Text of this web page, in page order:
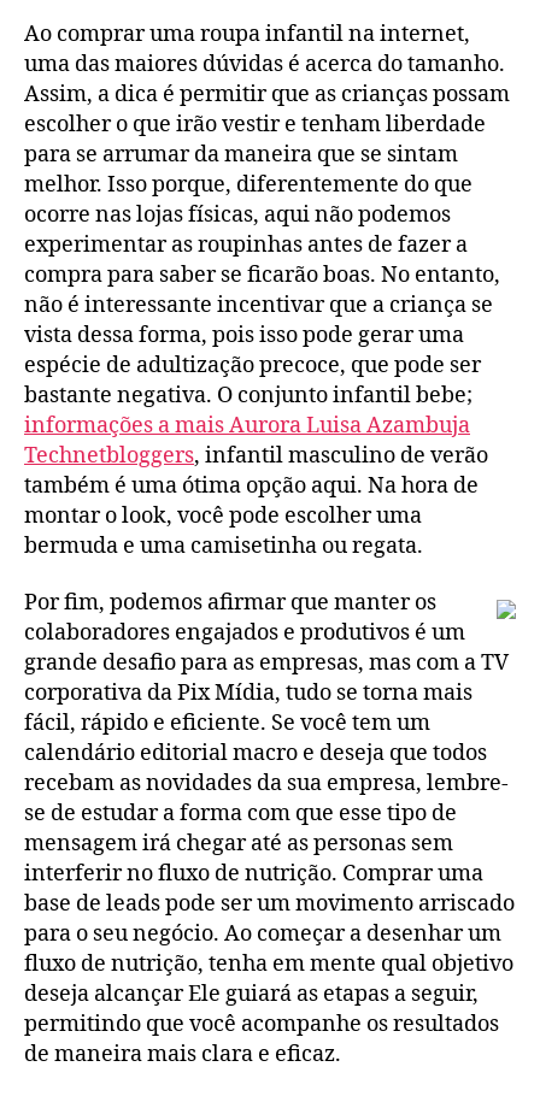
Ao comprar uma roupa infantil na internet,
uma das maiores dúvidas é acerca do tamanho.
Assim, a dica é permitir que as crianças possam
escolher o que irão vestir e tenham liberdade
para se arrumar da maneira que se sintam
melhor. Isso porque, diferentemente do que
ocorre nas lojas físicas, aqui não podemos
experimentar as roupinhas antes de fazer a
compra para saber se ficarão boas. No entanto,
não é interessante incentivar que a criança se
vista dessa forma, pois isso pode gerar uma
espécie de adultização precoce, que pode ser
bastante negativa. O conjunto infantil bebe;
informações a mais Aurora Luisa Azambuja
Technetbloggers, infantil masculino de verão
também é uma ótima opção aqui. Na hora de
montar o look, você pode escolher uma
bermuda e uma camisetinha ou regata.
Por fim, podemos afirmar que manter os
colaboradores engajados e produtivos é um
grande desafio para as empresas, mas com a TV
corporativa da Pix Mídia, tudo se torna mais
fácil, rápido e eficiente. Se você tem um
calendário editorial macro e deseja que todos
recebam as novidades da sua empresa, lembre-
se de estudar a forma com que esse tipo de
mensagem irá chegar até as personas sem
interferir no fluxo de nutrição. Comprar uma
base de leads pode ser um movimento arriscado
para o seu negócio. Ao começar a desenhar um
fluxo de nutrição, tenha em mente qual objetivo
deseja alcançar Ele guiará as etapas a seguir,
permitindo que você acompanhe os resultados
de maneira mais clara e eficaz.